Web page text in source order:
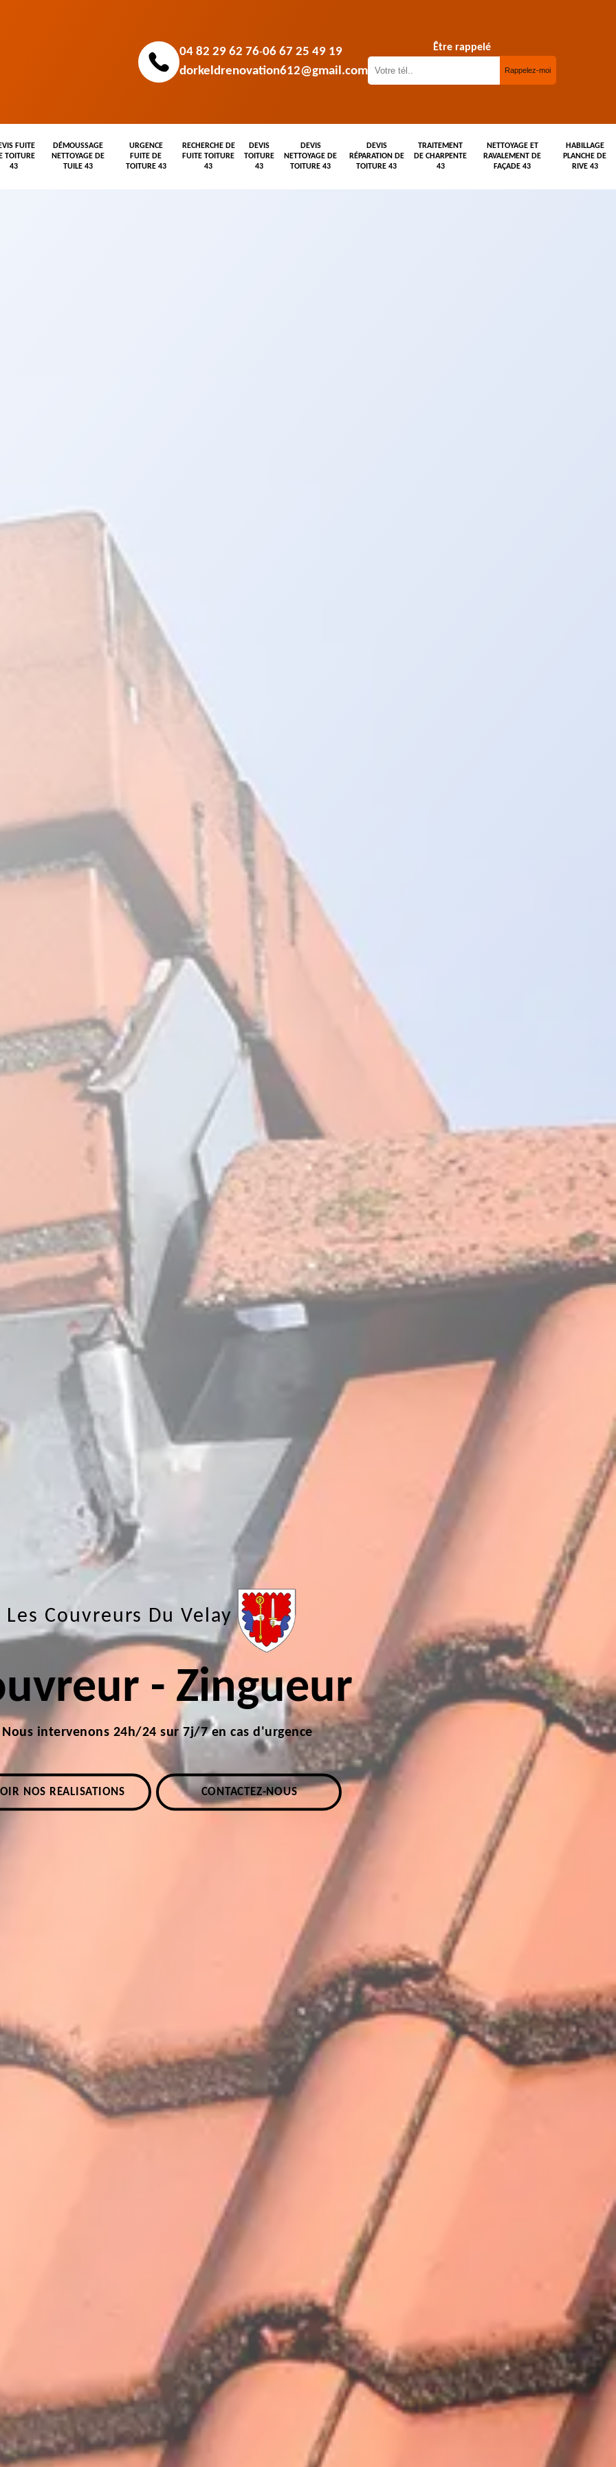
04 82 29 62 76-06 67 25 49 19
dorkeldrenovation612@gmail.com
Être rappelé
FUITE
TOITURE
43
DÉMOUSSAGE
NETTOYAGE DE
TUILE 43
URGENCE
FUITE DE
TOITURE 43
RECHERCHE DE
FUITE TOITURE
43
DEVIS
TOITURE
43
DEVIS
NETTOYAGE DE
TOITURE 43
DEVIS
RÉPARATION DE
TOITURE 43
TRAITEMENT
DE CHARPENTE
43
NETTOYAGE ET
RAVALEMENT DE
FAÇADE 43
HABILLAGE
PLANCHE DE
RIVE 43
Les Couvreurs Du Velay
- Zingueur
Nous intervenons 24h/24 sur 7j/7 en cas d'urgence
NOS RÉALISATIONS CONTACTEZ-NOUS